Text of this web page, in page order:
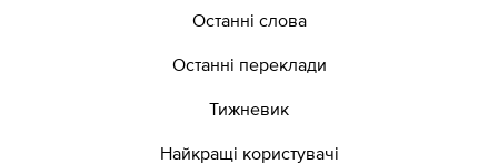
Останні слова
Останні переклади
Тижневик
Найкращі користувачі